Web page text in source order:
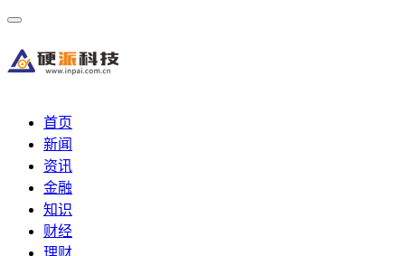
首页
新闻
资讯
金融
知识
财经
理财